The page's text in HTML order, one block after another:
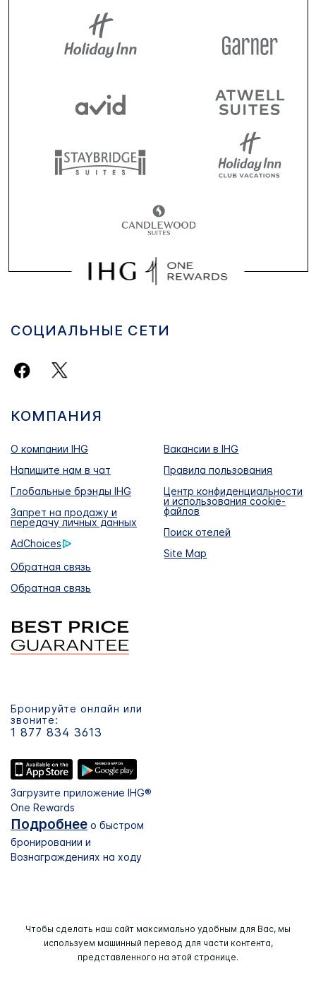
СОЦИАЛЬНЫЕ СЕТИ
КОМПАНИЯ
О компании IHG
Вакансии в IHG
Напишите нам в чат
Правила пользования
Глобальные брэнды IHG
Центр конфиденциальности
и использования cookie-
файлов
Запрет на продажу и
передачу личных данных
Поиск отелей
AdChoices
Site Map
Обратная связь
Обратная связь
Бронируйте онлайн или
звоните:
1 877 834 3613
Загрузите приложение IHG®
One Rewards
Подробнее о быстром
бронировании и
Вознаграждениях на ходу
Чтобы сделать наш сайт максимально удобным для Вас, мы
используем машинный перевод для части контента,
представленного на этой странице.